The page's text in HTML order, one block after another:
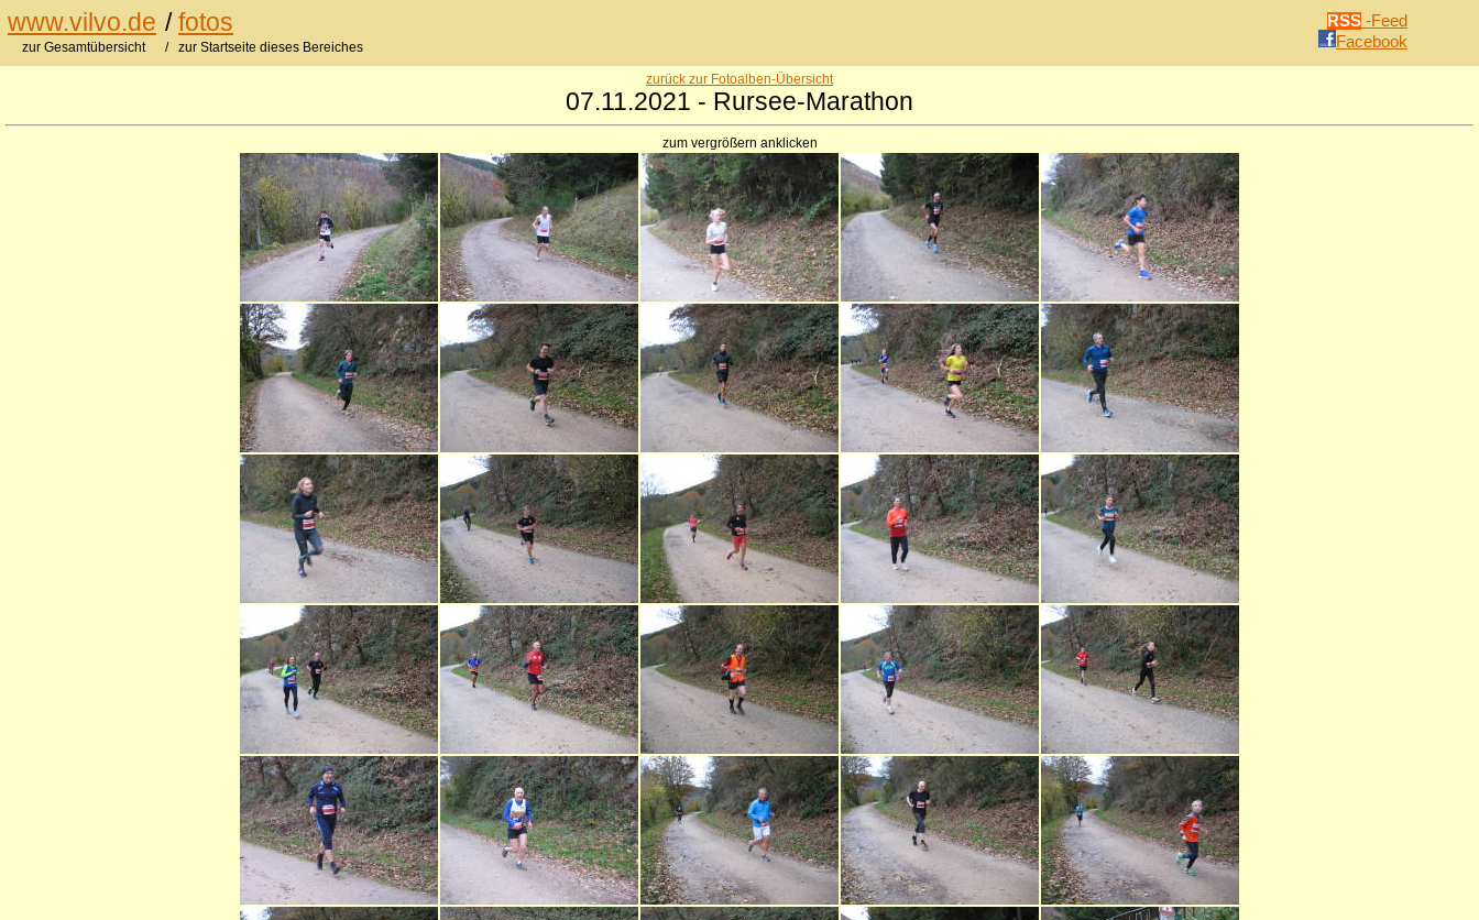
www.vilvo.de /fotos RSS -Feed
Facebook
zur Gesamtübersicht / zur Startseite dieses Bereiches
zurück zur Fotoalben-Übersicht
07.11.2021 - Rursee-Marathon
zum vergrößern anklicken